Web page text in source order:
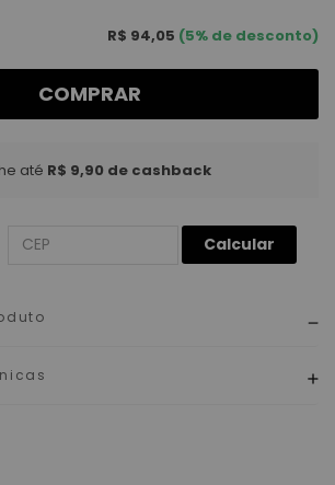
R$ 94,05 (5% de desconto)
COMPRAR
até R$ 9,90 de cashback
Calcular